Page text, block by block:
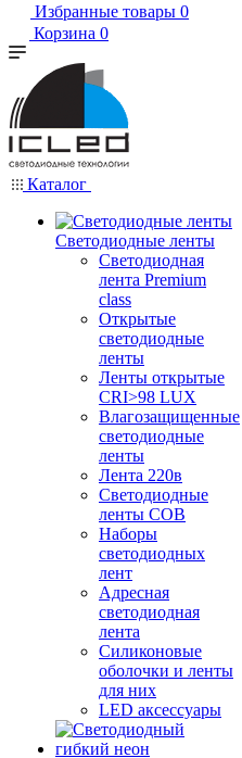
Избранные товары 0
Корзина 0
Каталог
Светодиодные ленты
Светодиодная
лента Premium
class
Открытые
светодиодные
ленты
Ленты открытые
CRI>98 LUX
Влагозащищенные
светодиодные
ленты
Лента 220в
Светодиодные
ленты COB
Наборы
светодиодных
лент
Адресная
светодиодная
лента
Силиконовые
оболочки и ленты
для них
LED аксессуары